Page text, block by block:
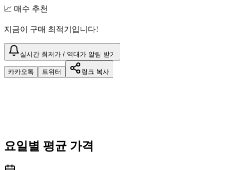
📈 매수 추천
지금이 구매 최적기입니다!
실시간 최저가 / 역대가 알림 받기
카카오톡 트위터 링크 복사
요일별 평균 가격